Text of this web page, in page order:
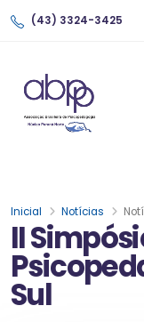
(43) 3324-3425
II
Sul
Inicial Notícias